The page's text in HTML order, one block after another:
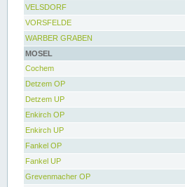
VELSDORF
VORSFELDE
WARBER GRABEN
MOSEL
Cochem
Detzem OP
Detzem UP
Enkirch OP
Enkirch UP
Fankel OP
Fankel UP
Grevenmacher OP